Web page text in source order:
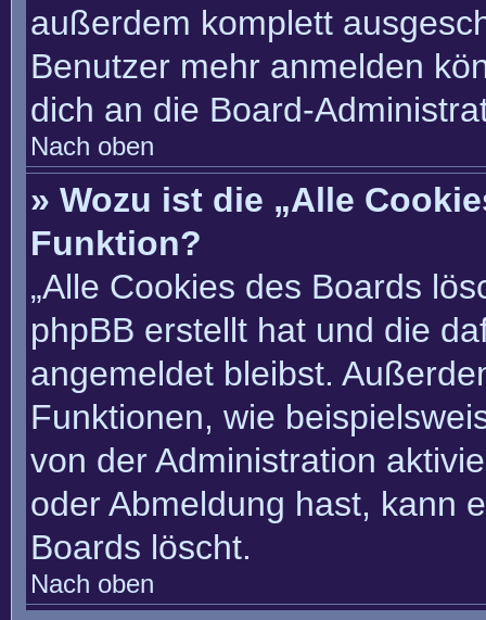
außerdem komplett
Benutzer mehr anmelden
dich an die Board-
Nach oben
» Wozu ist die „Alle
Funktion?
„Alle Cookies des Boards
phpBB erstellt hat und die
angemeldet bleibst.
Funktionen, wie
von der Administration
oder Abmeldung hast, kann
Boards löscht.
Nach oben